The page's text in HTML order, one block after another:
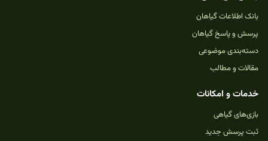
بانک اطلاعات گیاهان
پرسش و پاسخ گیاهان
دسته‌بندی موضوعی
مقالات و مطالب
خدمات و امکانات
بازی‌های گیاهی
ثبت پرسش جدید